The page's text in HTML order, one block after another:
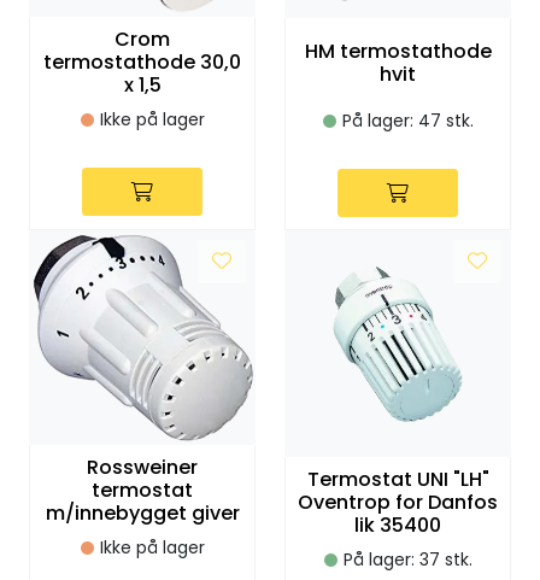
Crom
termostathode 30,0
x 1,5
Ikke på lager
HM termostathode
hvit
På lager: 47 stk.
Rossweiner
termostat
m/innebygget giver
Ikke på lager
Termostat UNI "LH"
Oventrop for Danfos
lik 35400
På lager: 37 stk.
Radiatorer
Planfront radiatorer
Rør
Elektrokjeler
Utleieverktøy